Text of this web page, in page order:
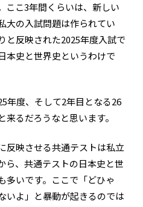
ここ3年間くらいは、新しい
大の入試問題は作られてい
と反映された2025年度入試で
本史と世界史というわけで
年度、そして2年目となる26
るだろうなと思います。
反映させる共通テストは私立
ら、共通テストの日本史と世
多いです。ここで「どひゃ
いよ」と暴動が起きるのでは